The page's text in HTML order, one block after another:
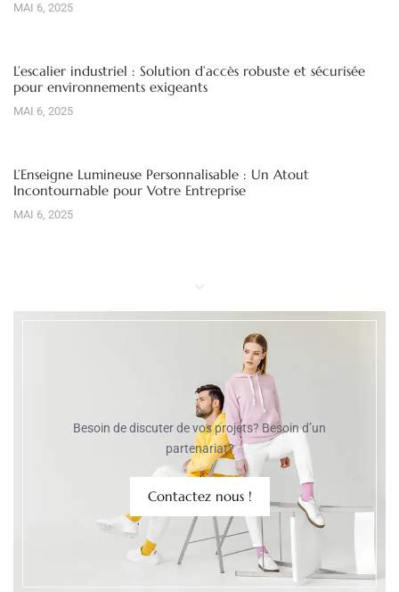
MAI 6, 2025
L’escalier industriel : Solution d’accès robuste et sécurisée
pour environnements exigeants
MAI 6, 2025
L’Enseigne Lumineuse Personnalisable : Un Atout
Incontournable pour Votre Entreprise
MAI 6, 2025
Besoin de discuter de vos projets? Besoin d’un
partenariat?
Contactez nous !